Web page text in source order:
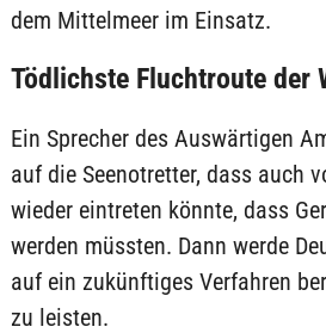
dem Mittelmeer im Einsatz.
Tödlichste Fluchtroute der
Ein Sprecher des Auswärtigen
auf die Seenotretter, dass auch
wieder eintreten könnte, dass
werden müssten. Dann werde
auf ein zukünftiges Verfahren
zu leisten.